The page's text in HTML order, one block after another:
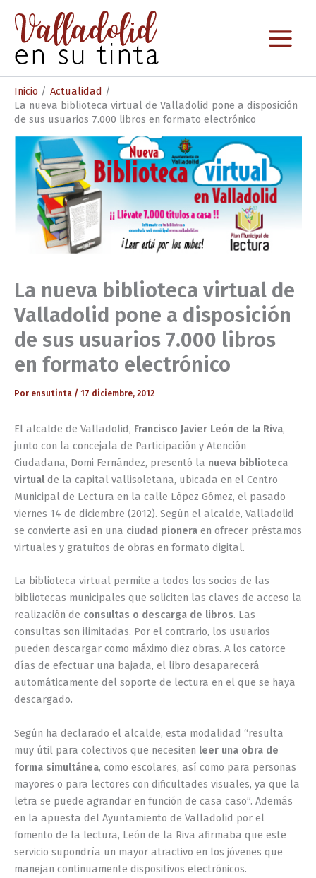
contenido
Inicio
Actualidad
La nueva biblioteca virtual de Valladolid pone a disposición
de sus usuarios 7.000 libros en formato electrónico
La nueva biblioteca virtual de
Valladolid pone a disposición
de sus usuarios 7.000 libros
en formato electrónico
Por ensutinta / 17 diciembre, 2012
El alcalde de Valladolid, Francisco Javier León de la Riva,
junto con la concejala de Participación y Atención
Ciudadana, Domi Fernández, presentó la nueva biblioteca
virtualde la capital vallisoletana, ubicada en el Centro
Municipal de Lectura en la calle López Gómez, el pasado
viernes 14 de diciembre (2012). Según el alcalde, Valladolid
se convierte así en una ciudad pionera en ofrecer préstamos
virtuales y gratuitos de obras en formato digital.
La biblioteca virtual permite a todos los socios de las
bibliotecas municipales que soliciten las claves de acceso la
realización de consultas o descarga de libros. Las
consultas son ilimitadas. Por el contrario, los usuarios
pueden descargar como máximo diez obras. A los catorce
días de efectuar una bajada, el libro desaparecerá
automáticamente del soporte de lectura en el que se haya
descargado.
Según ha declarado el alcalde, esta modalidad “resulta
muy útil para colectivos que necesiten leer una obra de
forma simultánea, como escolares, así como para personas
mayores o para lectores con dificultades visuales, ya que la
letra se puede agrandar en función de casa caso”. Además
en la apuesta del Ayuntamiento de Valladolid por el
fomento de la lectura, León de la Riva afirmaba que este
servicio supondría un mayor atractivo en los jóvenes que
manejan continuamente dispositivos electrónicos.